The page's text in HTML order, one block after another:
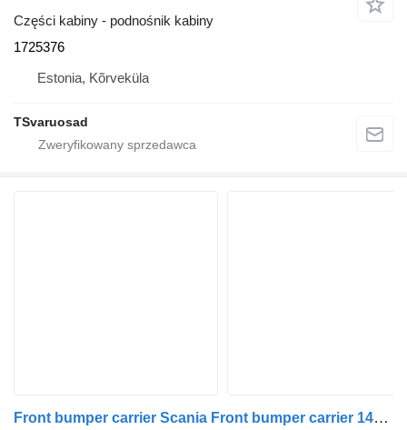
Części kabiny - podnośnik kabiny
1725376
Estonia, Kõrveküla
TSvaruosad
Front bumper carrier Scania Front bumper carrier 1431602 do ciągnika siodłowego Scania P230